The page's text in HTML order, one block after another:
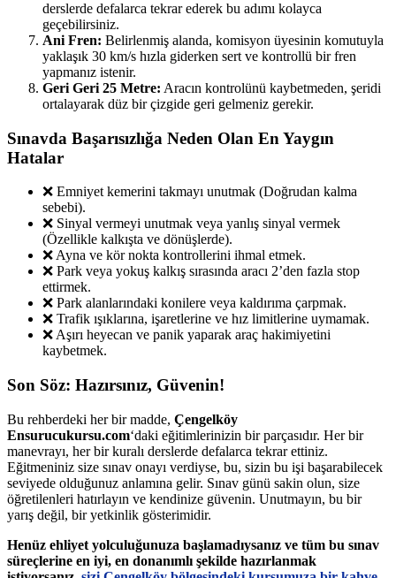
derslerde defalarca tekrar ederek bu adımı kolayca
geçebilirsiniz.
Ani Fren: Belirlenmiş alanda, komisyon üyesinin komutuyla
yaklaşık 30 km/s hızla giderken sert ve kontrollü bir fren
yapmanız istenir.
Geri Geri 25 Metre: Aracın kontrolünü kaybetmeden, şeridi
ortalayarak düz bir çizgide geri gelmeniz gerekir.
Sınavda Başarısızlığa Neden Olan En Yaygın
Hatalar
❌ Emniyet kemerini takmayı unutmak (Doğrudan kalma
sebebi).
❌ Sinyal vermeyi unutmak veya yanlış sinyal vermek
(Özellikle kalkışta ve dönüşlerde).
❌ Ayna ve kör nokta kontrollerini ihmal etmek.
❌ Park veya yokuş kalkış sırasında aracı 2’den fazla stop
ettirmek.
❌ Park alanlarındaki konilere veya kaldırıma çarpmak.
❌ Trafik ışıklarına, işaretlerine ve hız limitlerine uymamak.
❌ Aşırı heyecan ve panik yaparak araç hakimiyetini
kaybetmek.
Son Söz: Hazırsınız, Güvenin!
Bu rehberdeki her bir madde, Çengelköy
Ensurucukursu.com‘daki eğitimlerinizin bir parçasıdır. Her bir
manevrayı, her bir kuralı derslerde defalarca tekrar ettiniz.
Eğitmeniniz size sınav onayı verdiyse, bu, sizin bu işi başarabilecek
seviyede olduğunuz anlamına gelir. Sınav günü sakin olun, size
öğretilenleri hatırlayın ve kendinize güvenin. Unutmayın, bu bir
yarış değil, bir yetkinlik gösterimidir.
Henüz ehliyet yolculuğunuza başlamadıysanız ve tüm bu sınav
süreçlerine en iyi, en donanımlı şekilde hazırlanmak